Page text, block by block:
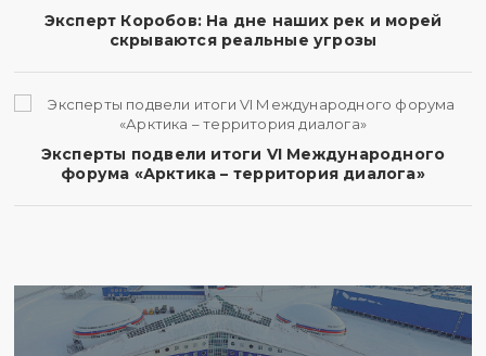
Эксперт Коробов: На дне наших рек и морей
скрываются реальные угрозы
Эксперты подвели итоги VI Международного
форума «Арктика – территория диалога»